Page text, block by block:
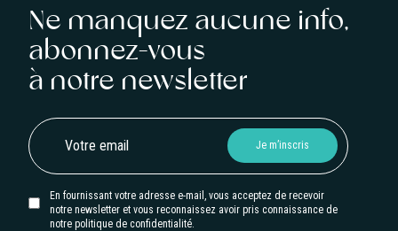
Ne manquez aucune info,
abonnez-vous
à notre newsletter
En fournissant votre adresse e-mail, vous acceptez de recevoir
notre newsletter et vous reconnaissez avoir pris connaissance de
notre politique de confidentialité.